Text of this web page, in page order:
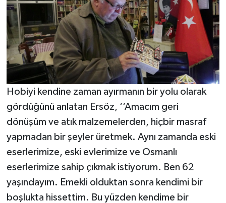
Hobiyi kendine zaman ayırmanın bir yolu olarak
gördüğünü anlatan Ersöz, ‘‘Amacım geri
dönüşüm ve atık malzemelerden, hiçbir masraf
yapmadan bir şeyler üretmek. Aynı zamanda eski
eserlerimize, eski evlerimize ve Osmanlı
eserlerimize sahip çıkmak istiyorum. Ben 62
yaşındayım. Emekli olduktan sonra kendimi bir
boşlukta hissettim. Bu yüzden kendime bir